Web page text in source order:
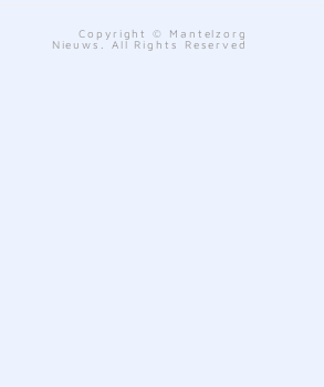
Copyright © Mantelzorg
Nieuws. All Rights Reserved